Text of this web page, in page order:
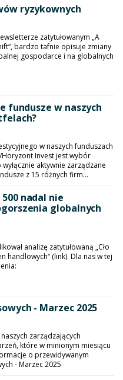
ryzykownych
zatytułowanym „A
bardzo tafnie opisuje zmiany
gospodarce i na globalnych
fundusze w naszych
w naszych funduszach
Invest jest wybór
aktywnie zarządzane
z 15 różnych firm...
nadal nie
globalnych
analizę zatytułowaną „Cło
handlowych“ (link). Dla nas w tej
- Marzec 2025
zarządzających
które w minionym miesiącu
o przewidywanym
- Marzec 2025